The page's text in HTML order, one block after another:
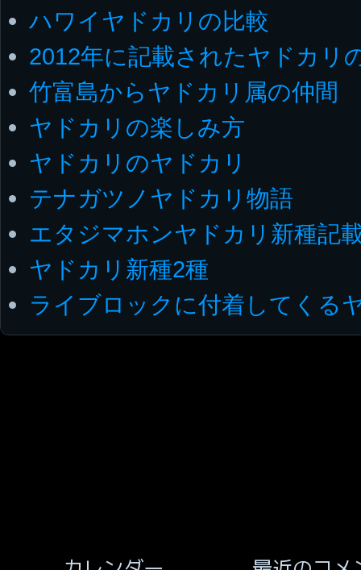
ハワイヤドカリの比較
2012年に記載されたヤドカリ
竹富島からヤドカリ属の仲間
ヤドカリの楽しみ方
ヤドカリのヤドカリ
テナガツノヤドカリ物語
エタジマホンヤドカリ新種記
ヤドカリ新種2種
ライブロックに付着してくる